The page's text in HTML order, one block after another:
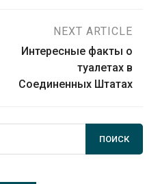
NEXT ARTICLE
Интересные факты о
туалетах в
Соединенных Штатах